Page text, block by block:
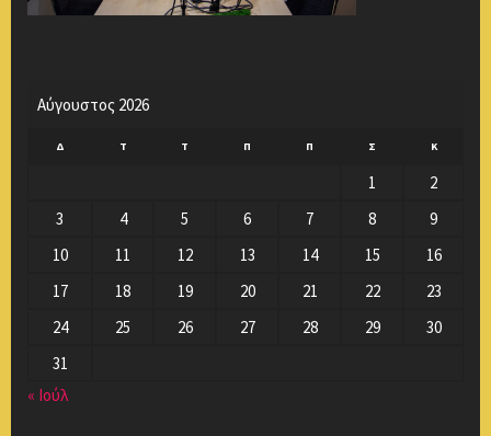
Αύγουστος 2026
Δ Τ Τ Π Π Σ Κ
1
2
3
4 5 6 7 8
9
10
11 12 13 14 15
16
17
18 19 20 21 22
23
24
25 26 27 28 29
30
31
« Ιούλ